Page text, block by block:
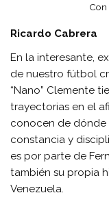
Con
Ricardo Cabrera
En la interesante,
de nuestro fútbol
“Nano” Clemente
trayectorias en el
conocen de dónde
constancia y
es por parte de
también su propia
Venezuela.